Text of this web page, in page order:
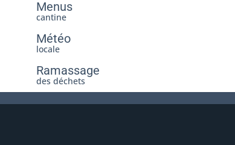
Menus
cantine
Météo
locale
Ramassage
des déchets